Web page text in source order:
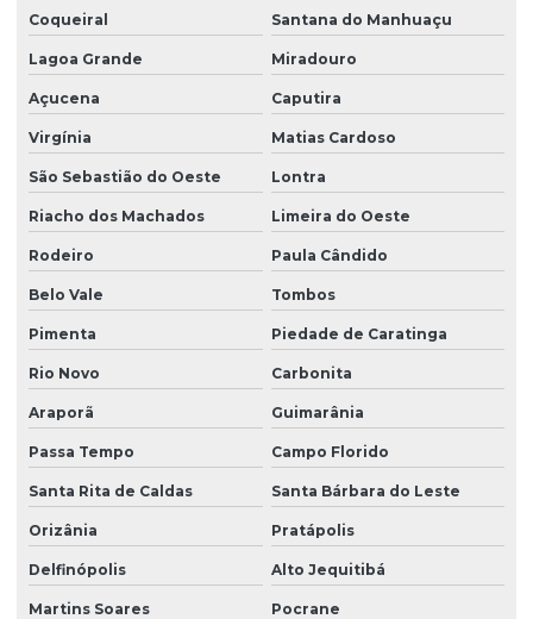
Coqueiral Santana do Manhuaçu
Lagoa Grande Miradouro
Açucena Caputira
Virgínia Matias Cardoso
São Sebastião do Oeste Lontra
Riacho dos Machados Limeira do Oeste
Rodeiro Paula Cândido
Belo Vale Tombos
Pimenta Piedade de Caratinga
Rio Novo Carbonita
Araporã Guimarânia
Passa Tempo Campo Florido
Santa Rita de Caldas Santa Bárbara do Leste
Orizânia Pratápolis
Delfinópolis Alto Jequitibá
Martins Soares Pocrane